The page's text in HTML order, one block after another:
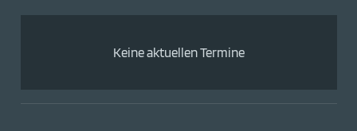
Keine aktuellen Termine